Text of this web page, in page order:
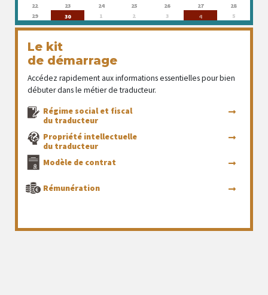
22
23 24 25 26 27
28
29
30 1 2 3 4 5
Le kit
de démarrage
Accédez rapidement aux informations essentielles pour bien
débuter dans le métier de traducteur.
Régime social et fiscal
du traducteur
Propriété intellectuelle
du traducteur
Modèle de contrat
Rémunération